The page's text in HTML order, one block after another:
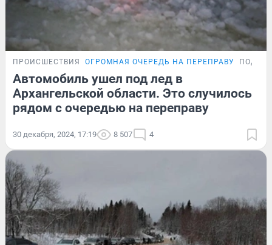
ПРОИСШЕСТВИЯ ОГРОМНАЯ ОЧЕРЕДЬ НА ПЕРЕПРАВУ
Автомобиль ушел под лед в
Архангельской области. Это случилось
рядом с очередью на переправу
30 декабря, 2024, 17:19 8 507 4